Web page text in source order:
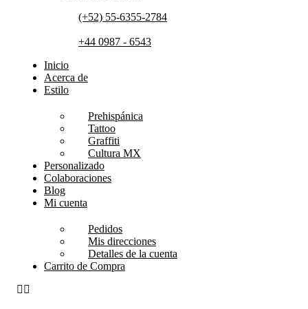
(+52) 55-6355-2784
+44 0987 - 6543
Inicio
Acerca de
Estilo
Prehispánica
Tattoo
Graffiti
Cultura MX
Personalizado
Colaboraciones
Blog
Mi cuenta
Pedidos
Mis direcciones
Detalles de la cuenta
Carrito de Compra